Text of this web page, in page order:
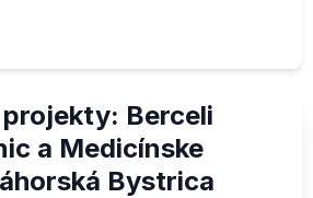
projekty: Berceli
a Medicínske
Bystrica